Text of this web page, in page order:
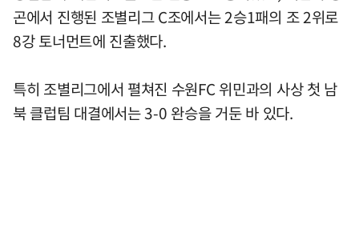
곤에서 진행된 조별리그 C조에서는 2승1패의 조 2위로
8강 토너먼트에 진출했다.
특히 조별리그에서 펼쳐진 수원FC 위민과의 사상 첫 남
북 클럽팀 대결에서는 3-0 완승을 거둔 바 있다.